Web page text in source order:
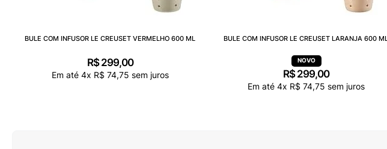
BULE COM INFUSOR LE CREUSET VERMELHO 600 ML
R$ 299,00
Em até 4x R$ 74,75 sem juros
BULE COM INFUSOR LE CREUSET LARANJA 600 ML
R$ 299,00
Em até 4x R$ 74,75 sem juros